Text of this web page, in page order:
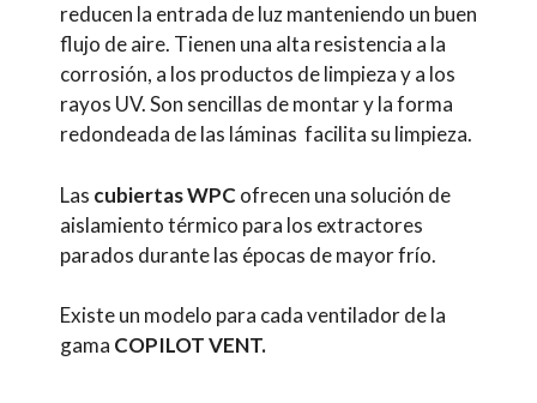
reducen la entrada de luz manteniendo un buen
flujo de aire. Tienen una alta resistencia a la
corrosión, a los productos de limpieza y a los
rayos UV. Son sencillas de montar y la forma
redondeada de las láminas facilita su limpieza.
Las cubiertas WPC ofrecen una solución de
aislamiento térmico para los extractores
parados durante las épocas de mayor frío.
Existe un modelo para cada ventilador de la
gama COPILOT VENT.